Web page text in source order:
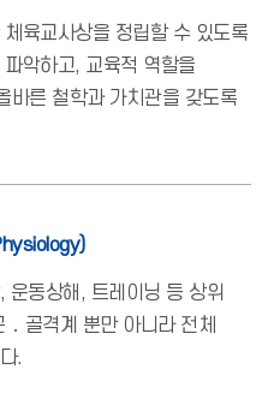
육교사상을 정립할 수 있도록
악하고, 교육적 역할을
바른 철학과 가치관을 갖도록
운동상해, 트레이닝 등 상위
골격계 뿐만 아니라 전체
.